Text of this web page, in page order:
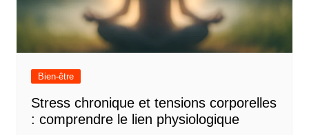
Bien-être
Stress chronique et tensions corporelles
: comprendre le lien physiologique